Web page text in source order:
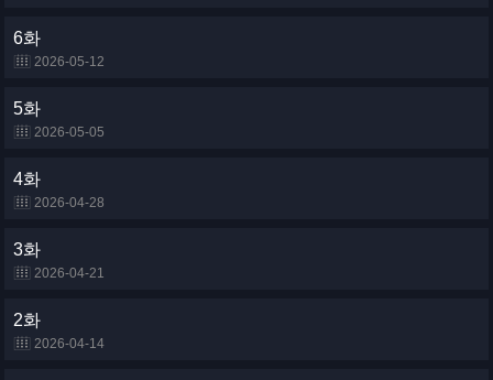
6화
2026-05-12
5화
2026-05-05
4화
2026-04-28
3화
2026-04-21
2화
2026-04-14